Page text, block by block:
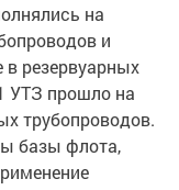
на
и
резервуарных
УТЗ прошло на
трубопроводов.
базы флота,